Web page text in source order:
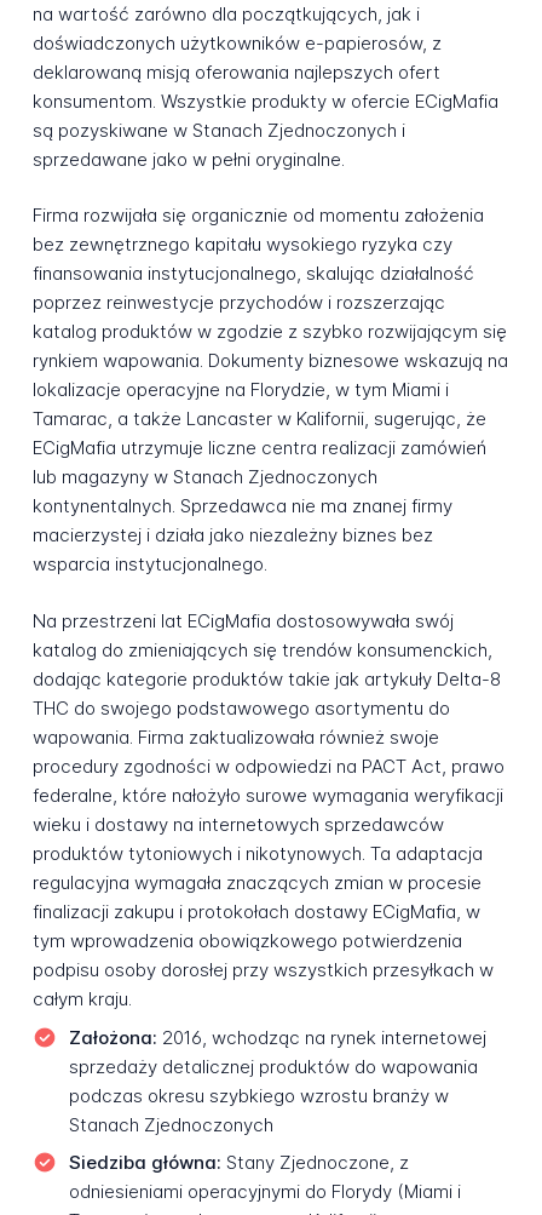
na wartość zarówno dla początkujących, jak i
doświadczonych użytkowników e-papierosów, z
deklarowaną misją oferowania najlepszych ofert
konsumentom. Wszystkie produkty w ofercie ECigMafia
są pozyskiwane w Stanach Zjednoczonych i
sprzedawane jako w pełni oryginalne.
Firma rozwijała się organicznie od momentu założenia
bez zewnętrznego kapitału wysokiego ryzyka czy
finansowania instytucjonalnego, skalując działalność
poprzez reinwestycje przychodów i rozszerzając
katalog produktów w zgodzie z szybko rozwijającym się
rynkiem wapowania. Dokumenty biznesowe wskazują na
lokalizacje operacyjne na Florydzie, w tym Miami i
Tamarac, a także Lancaster w Kalifornii, sugerując, że
ECigMafia utrzymuje liczne centra realizacji zamówień
lub magazyny w Stanach Zjednoczonych
kontynentalnych. Sprzedawca nie ma znanej firmy
macierzystej i działa jako niezależny biznes bez
wsparcia instytucjonalnego.
Na przestrzeni lat ECigMafia dostosowywała swój
katalog do zmieniających się trendów konsumenckich,
dodając kategorie produktów takie jak artykuły Delta-8
THC do swojego podstawowego asortymentu do
wapowania. Firma zaktualizowała również swoje
procedury zgodności w odpowiedzi na PACT Act, prawo
federalne, które nałożyło surowe wymagania weryfikacji
wieku i dostawy na internetowych sprzedawców
produktów tytoniowych i nikotynowych. Ta adaptacja
regulacyjna wymagała znaczących zmian w procesie
finalizacji zakupu i protokołach dostawy ECigMafia, w
tym wprowadzenia obowiązkowego potwierdzenia
podpisu osoby dorosłej przy wszystkich przesyłkach w
całym kraju.
Założona: 2016, wchodząc na rynek internetowej
sprzedaży detalicznej produktów do wapowania
podczas okresu szybkiego wzrostu branży w
Stanach Zjednoczonych
Siedziba główna: Stany Zjednoczone, z
odniesieniami operacyjnymi do Florydy (Miami i